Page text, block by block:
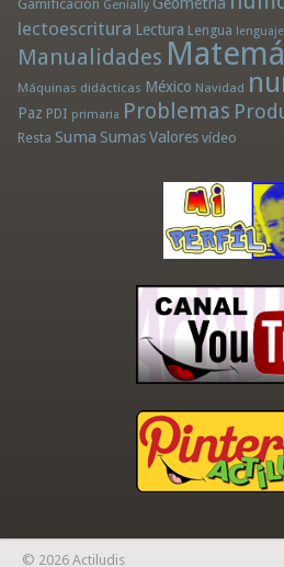
Gamificación Genially Geometría
lectoescritura Lectura Lengua lenguaje
Manualidades
Máquinas didácticas México Navidad
Paz PDI primaria Problemas
Resta Suma Sumas Valores vídeo
© 2026 Actiludis